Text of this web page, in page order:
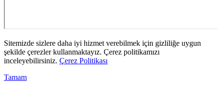
Sitemizde sizlere daha iyi hizmet verebilmek için gizliliğe uygun
şekilde çerezler kullanmaktayız. Çerez politikamızı
inceleyebilirsiniz. Çerez Politikası
Tamam